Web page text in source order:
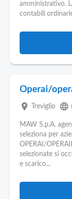
amministrativo.
contabili
Operai/
place Treviglio language
MAW S.p.A.
seleziona per
OPERAI/
selezionate si
e scarico...